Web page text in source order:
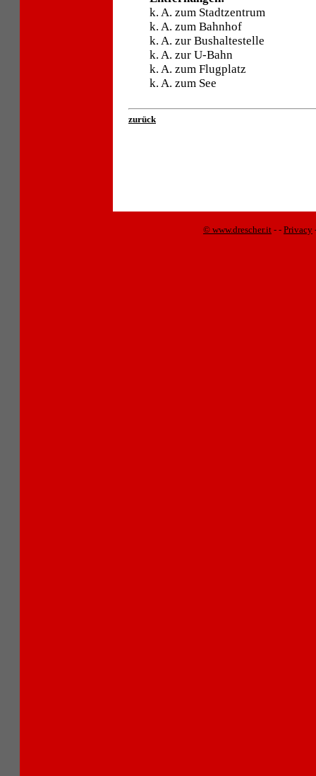
k. A. zum Stadtzentrum
k. A. zum Bahnhof
k. A. zur Bushaltestelle
k. A. zur U-Bahn
k. A. zum Flugplatz
k. A. zum See
zurück
© www.drescher.it - - Privacy